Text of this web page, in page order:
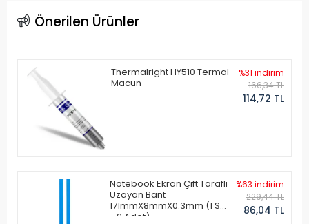
Önerilen Ürünler
Thermalright HY510 Termal
Macun
%31 indirim
166,34 TL
114,72 TL
Notebook Ekran Çift Taraflı
Uzayan Bant
171mmX8mmX0.3mm (1 Set
- 2 Adet)
%63 indirim
229,44 TL
86,04 TL